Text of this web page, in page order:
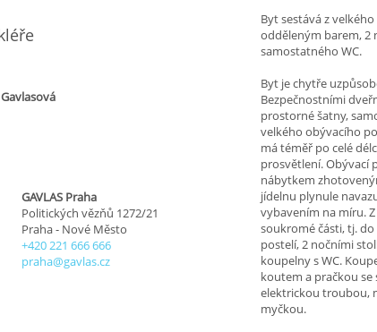
GAVLAS Praha
Politických vězňů 1272/21
Praha - Nové Město
+420 221 666 666
praha@gavlas.cz
Byt sestává z
odděleným barem, 2
samostatného WC.
Byt je chytře
Bezpečnostními
prostorné šatny,
velkého obývacího
má téměř po celé
prosvětlení. Obývací
nábytkem
jídelnu plynule
vybavením na míru.
soukromé části, tj.
postelí, 2 nočními
koupelny s WC.
koutem a pračkou se
elektrickou troubou,
myčkou.